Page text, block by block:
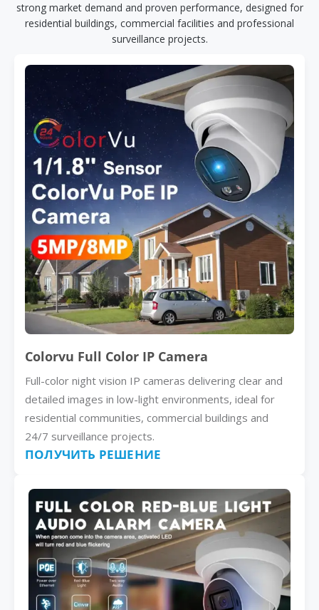
strong market demand and proven performance, designed for
residential buildings, commercial facilities and professional
surveillance projects.
Colorvu Full Color IP Camera
Full-color night vision IP cameras delivering clear and
detailed images in low-light environments, ideal for
residential communities, commercial buildings and
24/7 surveillance projects.
ПОЛУЧИТЬ РЕШЕНИЕ